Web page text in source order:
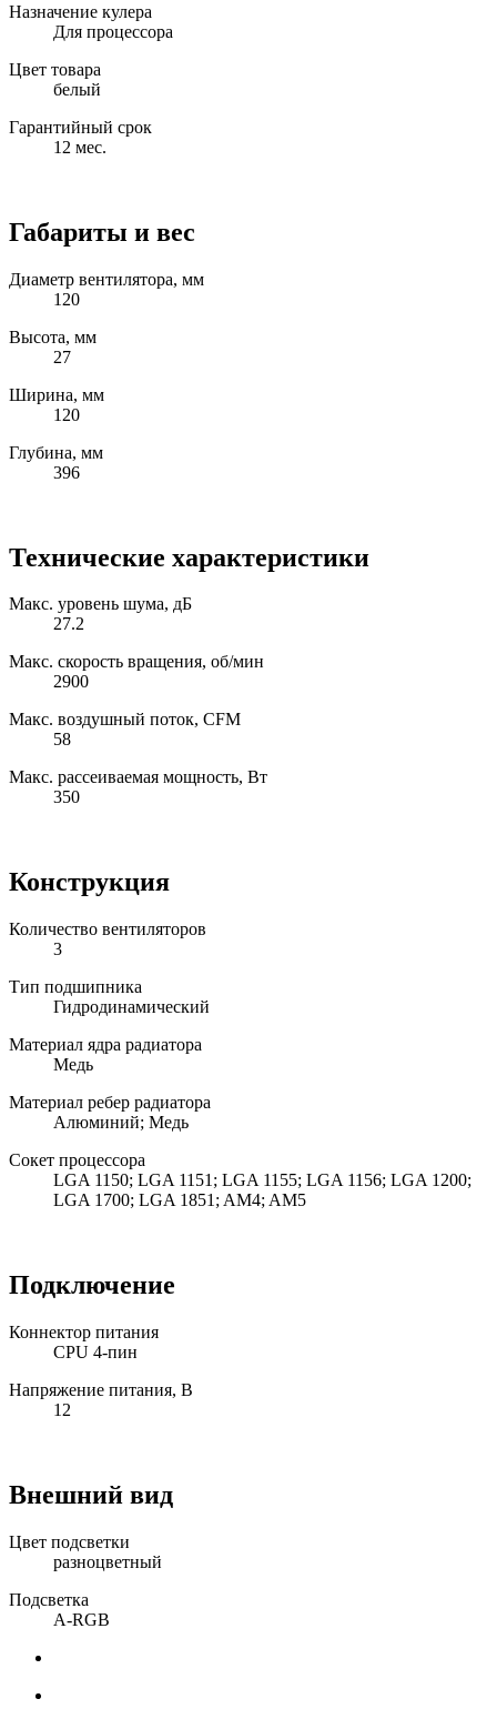
Назначение кулера
Для процессора
Цвет товара
белый
Гарантийный срок
12 мес.
Габариты и вес
Диаметр вентилятора, мм
120
Высота, мм
27
Ширина, мм
120
Глубина, мм
396
Технические характеристики
Макс. уровень шума, дБ
27.2
Макс. скорость вращения, об/мин
2900
Макс. воздушный поток, CFM
58
Макс. рассеиваемая мощность, Вт
350
Конструкция
Количество вентиляторов
3
Тип подшипника
Гидродинамический
Материал ядра радиатора
Медь
Материал ребер радиатора
Алюминий; Медь
Сокет процессора
LGA 1150; LGA 1151; LGA 1155; LGA 1156; LGA 1200;
LGA 1700; LGA 1851; AM4; AM5
Подключение
Коннектор питания
CPU 4-пин
Напряжение питания, В
12
Внешний вид
Цвет подсветки
разноцветный
Подсветка
A-RGB